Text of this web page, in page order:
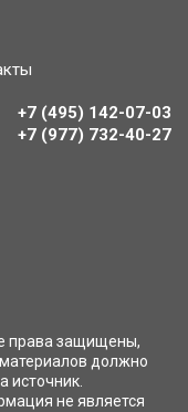
+7 (495) 142-07-03
‎‎+7 (977) 732-40-27
права защищены,
должно
источник.
не является